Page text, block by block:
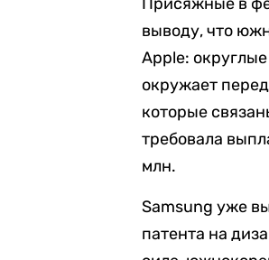
выводу, что
Apple:
окружает
которые
требовала
млн.
Samsung уже
патента на